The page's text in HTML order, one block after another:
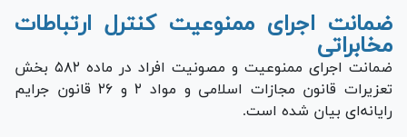
ضمانت اجرای ممنوعیت کنترل ارتباطات
مخابراتی
ضمانت اجرای ممنوعیت و مصونیت افراد در ماده ۵۸۲ بخش
تعزیرات قانون مجازات اسلامی و مواد ۲ و ۲۶ قانون جرایم
رایانه‌ای بیان شده است.